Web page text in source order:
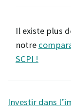
Il existe plus
notre
SCPI !
Investir dans